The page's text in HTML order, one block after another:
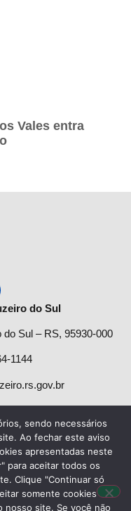
Vales entra
do Sul
Sul – RS, 95930-000
1144
feira:
às 17h.
13h.
sendo necessários
Ao fechar este aviso
apresentadas neste
para aceitar todos os
Clique "Continuar só
somente cookies
nosso site. Se você não